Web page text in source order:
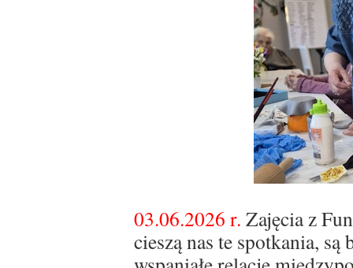
03.06.2026 r. Zajęcia z
cieszą nas te spotkania, są